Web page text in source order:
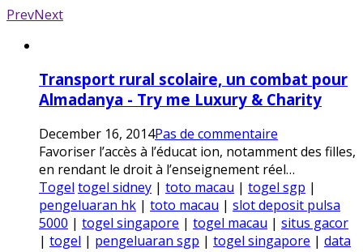
PrevNext
Transport rural scolaire, un combat pour
Almadanya - Try me Luxury & Charity
December 16, 2014Pas de commentaire
Favoriser l’accès à l’éducat ion, notamment des filles,
en rendant le droit à l’enseignement réel…
Togel togel sidney | toto macau | togel sgp |
pengeluaran hk | toto macau | slot deposit pulsa
5000 | togel singapore | togel macau | situs gacor
| togel | pengeluaran sgp | togel singapore | data